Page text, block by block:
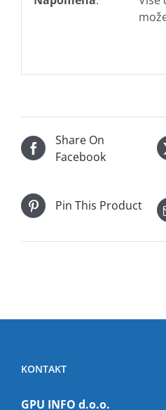
Share On
Facebook
Pin This Product
KONTAKT
GPU INFO d.o.o.